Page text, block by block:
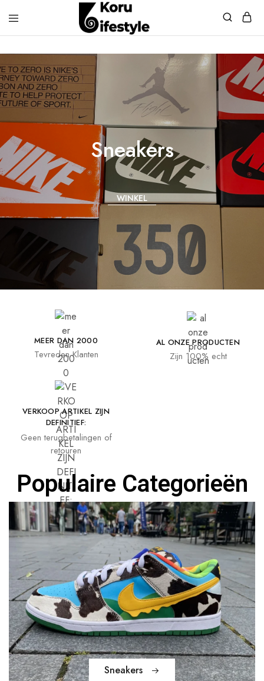
Koru
Sneakers
WINKEL
MEER DAN 2000
Tevreden Klanten
AL ONZE PRODUCTEN
Zijn 100% echt
VERKOOP ARTIKEL ZIJN
DEFINITIEF:
Geen terugbetalingen of
retouren
Populaire Categorieën
Sneakers